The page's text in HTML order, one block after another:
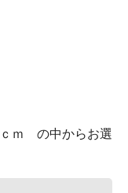
ｍ の中からお選